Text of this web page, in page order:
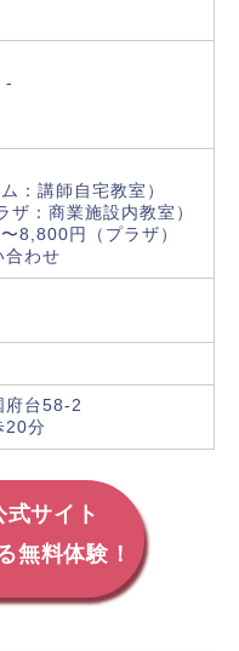
-
：講師自宅教室）
ザ：商業施設内教室）
8,800円（プラザ）
合わせ
府台58-2
20分
サイト
無料体験！